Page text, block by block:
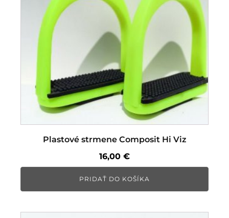
Plastové strmene Composit Hi Viz
16,00 €
PRIDAŤ DO KOŠÍKA